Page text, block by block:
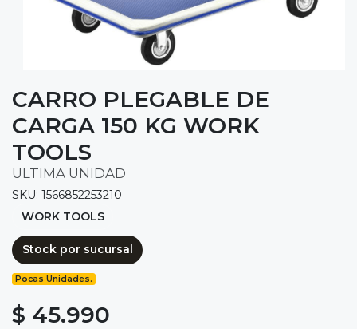
CARRO PLEGABLE DE
CARGA 150 KG WORK
TOOLS
ULTIMA UNIDAD
SKU: 1566852253210
WORK TOOLS
Stock por sucursal
Pocas Unidades.
$ 45.990